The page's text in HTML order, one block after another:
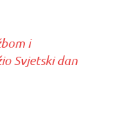
i
Svjetski dan